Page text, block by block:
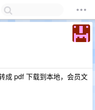
成 pdf 下载到本地，会员文